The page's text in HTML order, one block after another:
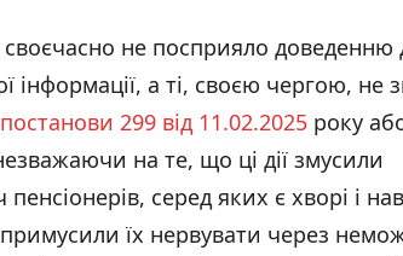
не посприяло доведенню
інформації, а ті, своєю чергою, не
постанови 299 від 11.02.2025 року
на те, що ці дії змусили
серед яких є хворі і
їх нервувати через